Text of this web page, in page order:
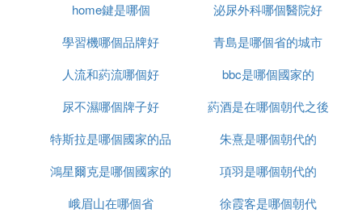
home鍵是哪個
泌尿外科哪個醫院好
學習機哪個品牌好
青島是哪個省的城市
人流和葯流哪個好
bbc是哪個國家的
尿不濕哪個牌子好
葯酒是在哪個朝代之後
出現的
特斯拉是哪個國家的品
牌
朱熹是哪個朝代的
鴻星爾克是哪個國家的
品牌
項羽是哪個朝代的
峨眉山在哪個省
徐霞客是哪個朝代